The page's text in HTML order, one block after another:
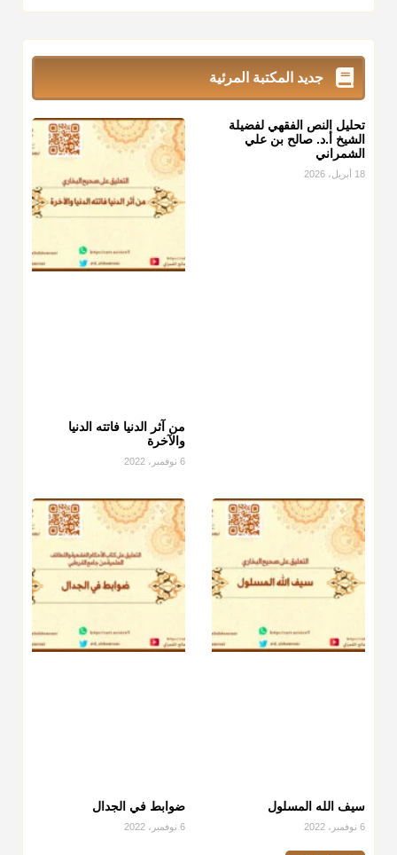
جديد المكتبة المرئية
تحليل النص الفقهي لفضيلة
الشيخ أ.د. صالح بن علي
الشمراني
18 أبريل، 2026
من آثر الدنيا فاتته الدنيا
والآخرة
6 نوفمبر، 2022
سيف الله المسلول
6 نوفمبر، 2022
ضوابط في الجدال
6 نوفمبر، 2022